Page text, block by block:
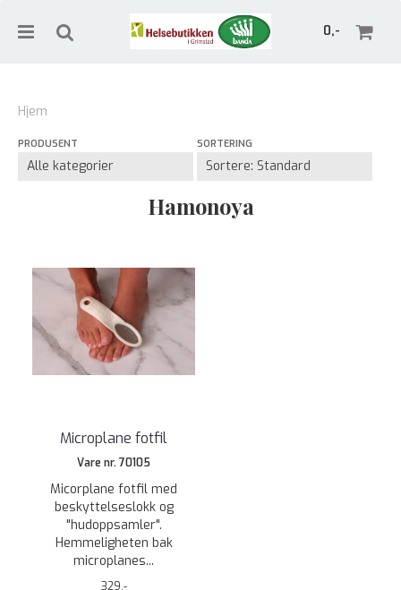
0,-
Hjem
PRODUSENT SORTERING
Hamonoya
Microplane fotfil
Vare nr. 70105
Micorplane fotfil med
beskyttelseslokk og
"hudoppsamler".
Hemmeligheten bak
microplanes...
329,-